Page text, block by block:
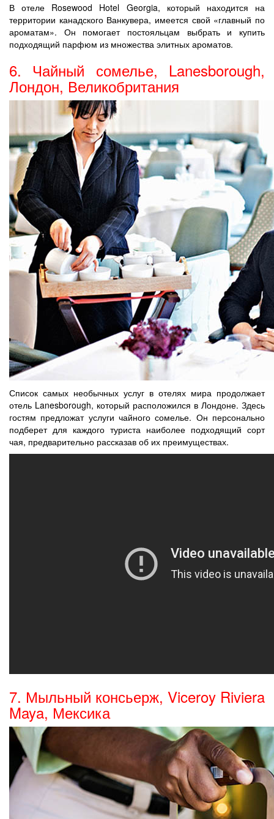
В отеле Rosewood Hotel Georgia, который находится на
территории канадского Ванкувера, имеется свой «главный по
ароматам». Он помогает постояльцам выбрать и купить
подходящий парфюм из множества элитных ароматов.
6. Чайный сомелье, Lanesborough,
Лондон, Великобритания
Список самых необычных услуг в отелях мира продолжает
отель Lanesborough, который расположился в Лондоне. Здесь
гостям предложат услуги чайного сомелье. Он персонально
подберет для каждого туриста наиболее подходящий сорт
чая, предварительно рассказав об их преимуществах.
7. Мыльный консьерж, Viceroy Riviera
Maya, Мексика